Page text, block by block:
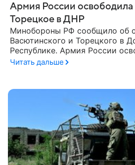
Армия России
Торецкое в ДНР
Минобороны РФ сообщило об
Васютинского и Торецкого в
Республике. Армия России
населенные пункты
Читать дальше